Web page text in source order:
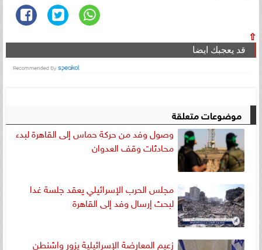
⇧
قد يعجبك ايضا
موضوعات متعلقة
وصول وفد من حركة حماس إلى القاهرة لبدء
محادثات وقف العدوان
مجلس الحرب الإسرائيلي يعقد جلسة غدا
لبحث إرسال وفد إلى القاهرة
زعيم المعارضة الإسرائيلية يزور واشنطن